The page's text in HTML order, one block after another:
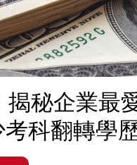
秘企業最
科翻轉學歷